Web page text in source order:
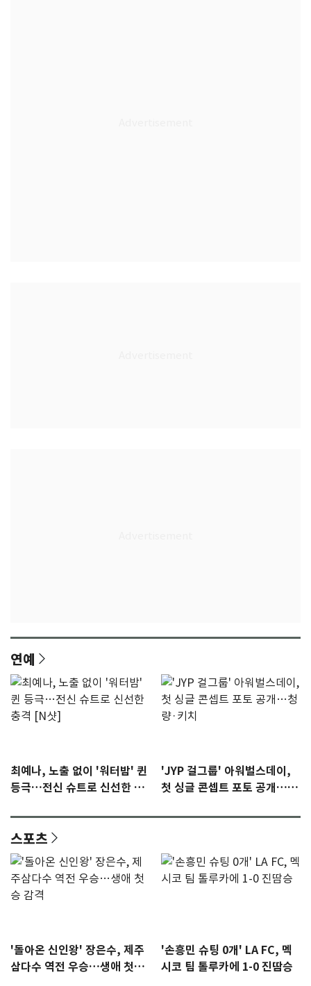
연예
최예나, 노출 없이 '워터밤' 퀸
등극…전신 슈트로 신선한 충
'JYP 걸그룹' 아워벌스데이,
첫 싱글 콘셉트 포토 공개…청
스포츠
'돌아온 신인왕' 장은수, 제주
삼다수 역전 우승…생애 첫승
'손흥민 슈팅 0개' LA FC, 멕
시코 팀 톨루카에 1-0 진땀승